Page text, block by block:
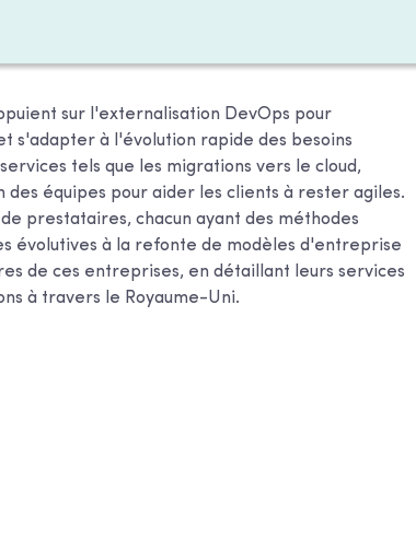
sur l'externalisation DevOps pour
s'adapter à l'évolution rapide des besoins
tels que les migrations vers le cloud,
des équipes pour aider les clients à rester agiles.
prestataires, chacun ayant des méthodes
évolutives à la refonte de modèles d'entreprise
de ces entreprises, en détaillant leurs services
à travers le Royaume-Uni.